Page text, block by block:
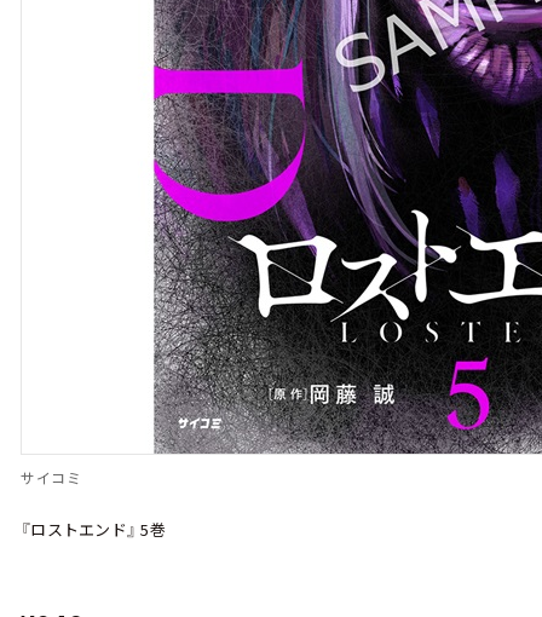
サイコミ
『ロストエンド』 5巻